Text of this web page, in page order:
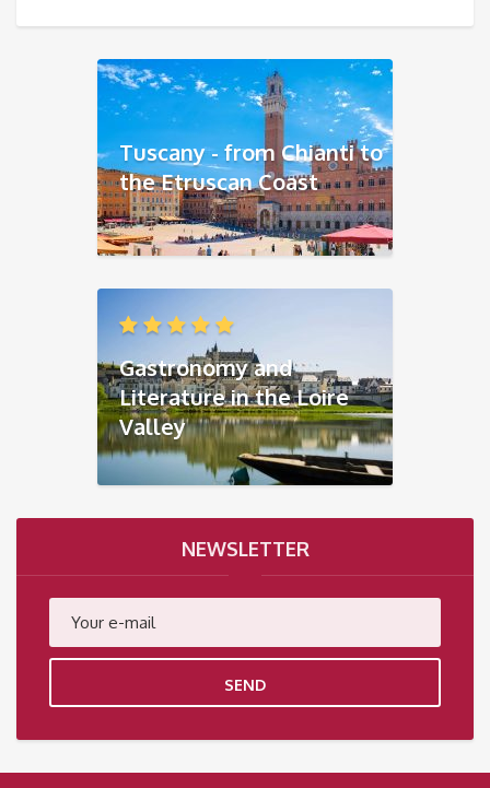
Tuscany - from Chianti to
the Etruscan Coast
Gastronomy and
Literature in the Loire
Valley
NEWSLETTER
SEND